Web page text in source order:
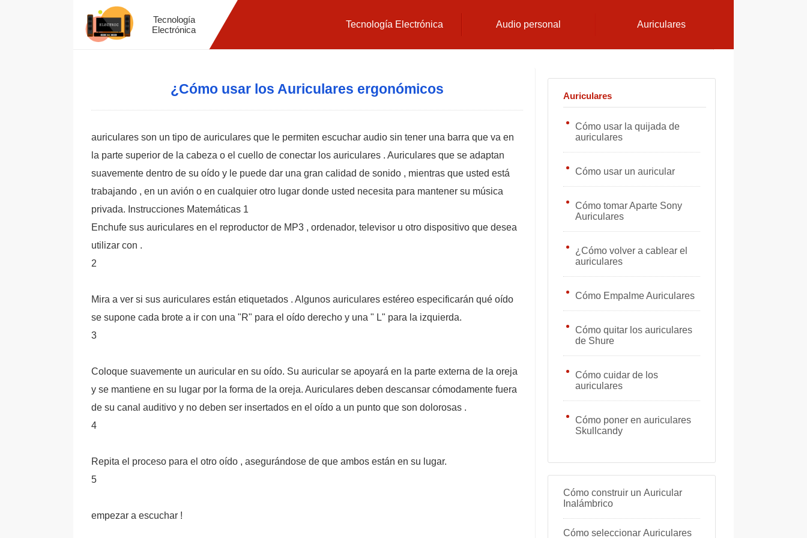
Tecnología
Electrónica
Tecnología Electrónica Audio personal Auriculares
¿Cómo usar los Auriculares ergonómicos
auriculares son un tipo de auriculares que le permiten escuchar audio sin tener una barra que va en
la parte superior de la cabeza o el cuello de conectar los auriculares . Auriculares que se adaptan
suavemente dentro de su oído y le puede dar una gran calidad de sonido , mientras que usted está
trabajando , en un avión o en cualquier otro lugar donde usted necesita para mantener su música
privada. Instrucciones Matemáticas 1
Enchufe sus auriculares en el reproductor de MP3 , ordenador, televisor u otro dispositivo que desea
utilizar con .
2
Mira a ver si sus auriculares están etiquetados . Algunos auriculares estéreo especificarán qué oído
se supone cada brote a ir con una "R" para el oído derecho y una " L" para la izquierda.
3
Coloque suavemente un auricular en su oído. Su auricular se apoyará en la parte externa de la oreja
y se mantiene en su lugar por la forma de la oreja. Auriculares deben descansar cómodamente fuera
de su canal auditivo y no deben ser insertados en el oído a un punto que son dolorosas .
4
Repita el proceso para el otro oído , asegurándose de que ambos están en su lugar.
5
empezar a escuchar !
Auriculares
Cómo usar la quijada de
auriculares
Cómo usar un auricular
Cómo tomar Aparte Sony
Auriculares
¿Cómo volver a cablear el
auriculares
Cómo Empalme Auriculares
Cómo quitar los auriculares
de Shure
Cómo cuidar de los
auriculares
Cómo poner en auriculares
Skullcandy
Cómo construir un Auricular
Inalámbrico
Cómo seleccionar Auriculares